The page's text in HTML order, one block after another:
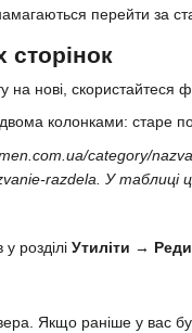
перейти за
сторінок
нові, скористайтеся
колонками: старе
category/
razdela. У
розділі Утиліти →
Якщо раніше у вас